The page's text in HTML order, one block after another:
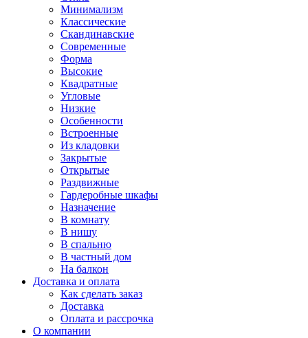
Минимализм
Классические
Скандинавские
Современные
Форма
Высокие
Квадратные
Угловые
Низкие
Особенности
Встроенные
Из кладовки
Закрытые
Открытые
Раздвижные
Гардеробные шкафы
Назначение
В комнату
В нишу
В спальню
В частный дом
На балкон
Доставка и оплата
Как сделать заказ
Доставка
Оплата и рассрочка
О компании